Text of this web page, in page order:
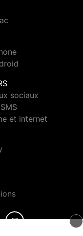
sociaux
et internet